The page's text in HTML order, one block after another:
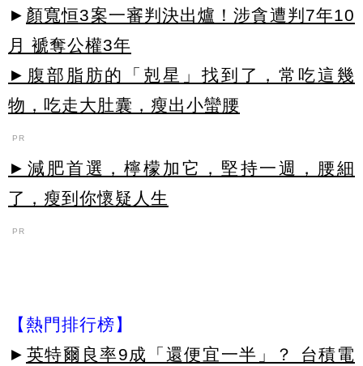
► 顏寬恒3案一審判決出爐！涉貪遭判7年10
月 褫奪公權3年
►腹部脂肪的「剋星」找到了，常吃這幾
物，吃走大肚囊，瘦出小蠻腰
PR
►減肥首選，檸檬加它，堅持一週，腰細
了，瘦到你懷疑人生
PR
【熱門排行榜】
► 英特爾良率9成「還便宜一半」？ 台積電